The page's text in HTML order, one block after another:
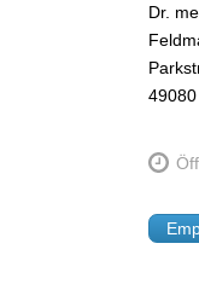
Dr.
49080